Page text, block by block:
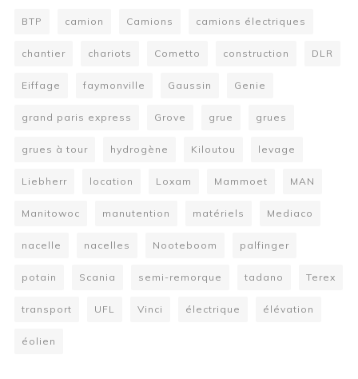
BTP camion Camions camions électriques
chantier chariots Cometto construction DLR
Eiffage faymonville Gaussin Genie
grand paris express Grove grue grues
grues à tour hydrogène Kiloutou levage
Liebherr location Loxam Mammoet MAN
Manitowoc manutention matériels Mediaco
nacelle nacelles Nooteboom palfinger
potain Scania semi-remorque tadano Terex
transport UFL Vinci électrique élévation
éolien